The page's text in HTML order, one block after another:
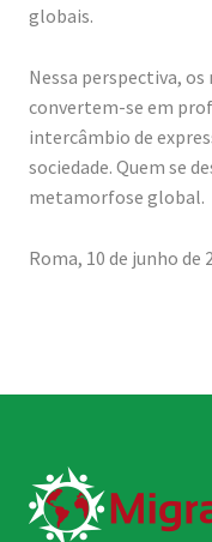
globais.
Nessa perspectiva,
convertem-se em
intercâmbio de
sociedade. Quem se
metamorfose global.
Roma, 10 de junho de